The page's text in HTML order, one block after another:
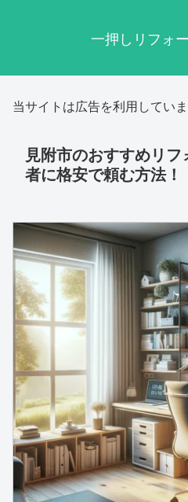
一押しリフォ
当サイトは広告を利用していま
見附市のおすすめリ
者に格安で頼む方法！